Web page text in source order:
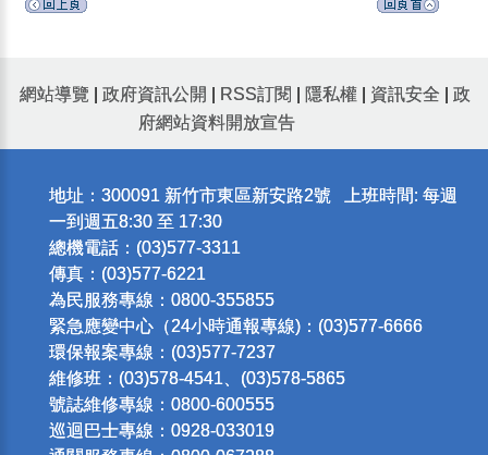
網站導覽 政府資訊公開 RSS訂閱 隱私權 資訊安全
政
府網站資料開放宣告
地址：300091 新竹市東區新安路2號 上班時間: 每週
一到週五8:30 至 17:30
總機電話：(03)577-3311
傳真：(03)577-6221
為民服務專線：0800-355855
緊急應變中心（24小時通報專線)：(03)577-6666
環保報案專線：(03)577-7237
維修班：(03)578-4541、(03)578-5865
號誌維修專線：0800-600555
巡迴巴士專線：0928-033019